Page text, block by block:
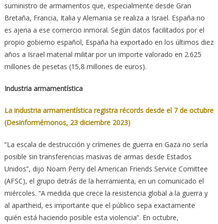
suministro de armamentos que, especialmente desde Gran
Bretaña, Francia, Italia y Alemania se realiza a Israel. España no
es ajena a ese comercio inmoral. Según datos facilitados por el
propio gobierno español, España ha exportado en los últimos diez
años a Israel material militar por un importe valorado en 2.625
millones de pesetas (15,8 millones de euros).
Industria armamentística
La industria armamentística registra récords desde el 7 de octubre
(Desinformémonos, 23 diciembre 2023)
“La escala de destrucción y crímenes de guerra en Gaza no sería
posible sin transferencias masivas de armas desde Estados
Unidos”, dijo Noam Perry del American Friends Service Comittee
(AFSC), el grupo detrás de la herramienta, en un comunicado el
miércoles. “A medida que crece la resistencia global a la guerra y
al apartheid, es importante que el público sepa exactamente
quién está haciendo posible esta violencia”. En octubre,